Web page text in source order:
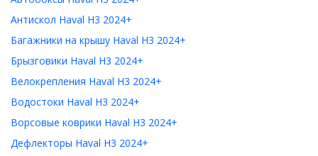
Антискол Haval H3 2024+
Багажники на крышу Haval H3 2024+
Брызговики Haval H3 2024+
Велокрепления Haval H3 2024+
Водостоки Haval H3 2024+
Ворсовые коврики Haval H3 2024+
Дефлекторы Haval H3 2024+